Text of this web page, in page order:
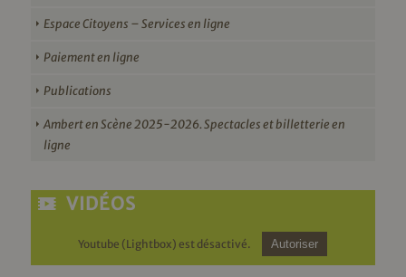
Espace Citoyens – Services en ligne
Paiement en ligne
Publications
Ambert en Scène 2025-2026. Spectacles et billetterie en
ligne
VIDÉOS
Youtube (Lightbox) est désactivé. Autoriser